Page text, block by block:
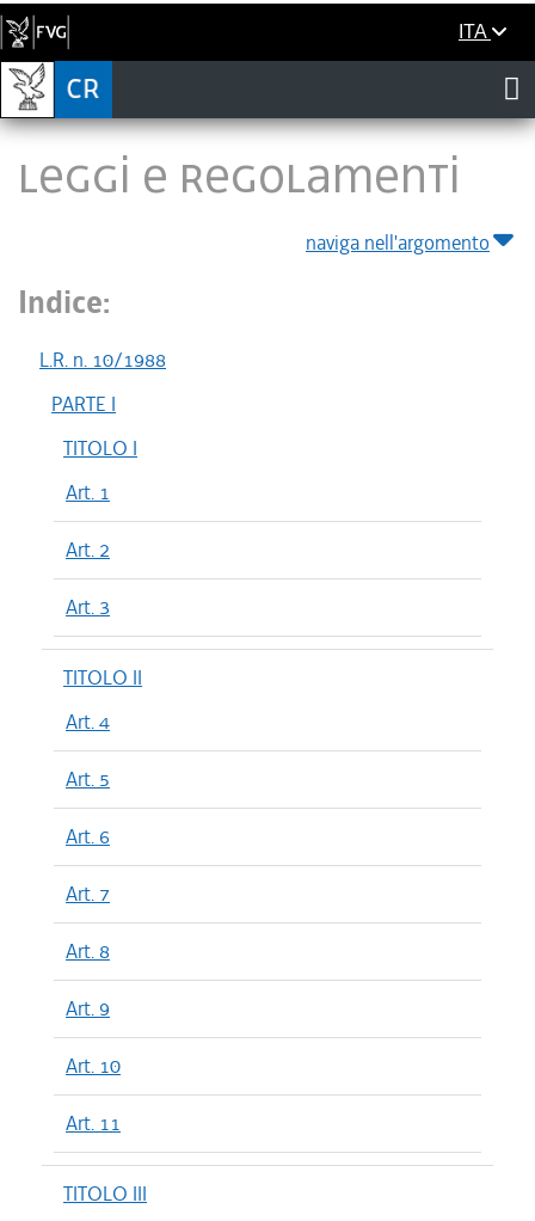
ITA
LEGGI E REGOLAMENTI
naviga nell'argomento
Indice:
L.R. n. 10/1988
PARTE I
TITOLO I
Art. 1
Art. 2
Art. 3
TITOLO II
Art. 4
Art. 5
Art. 6
Art. 7
Art. 8
Art. 9
Art. 10
Art. 11
TITOLO III